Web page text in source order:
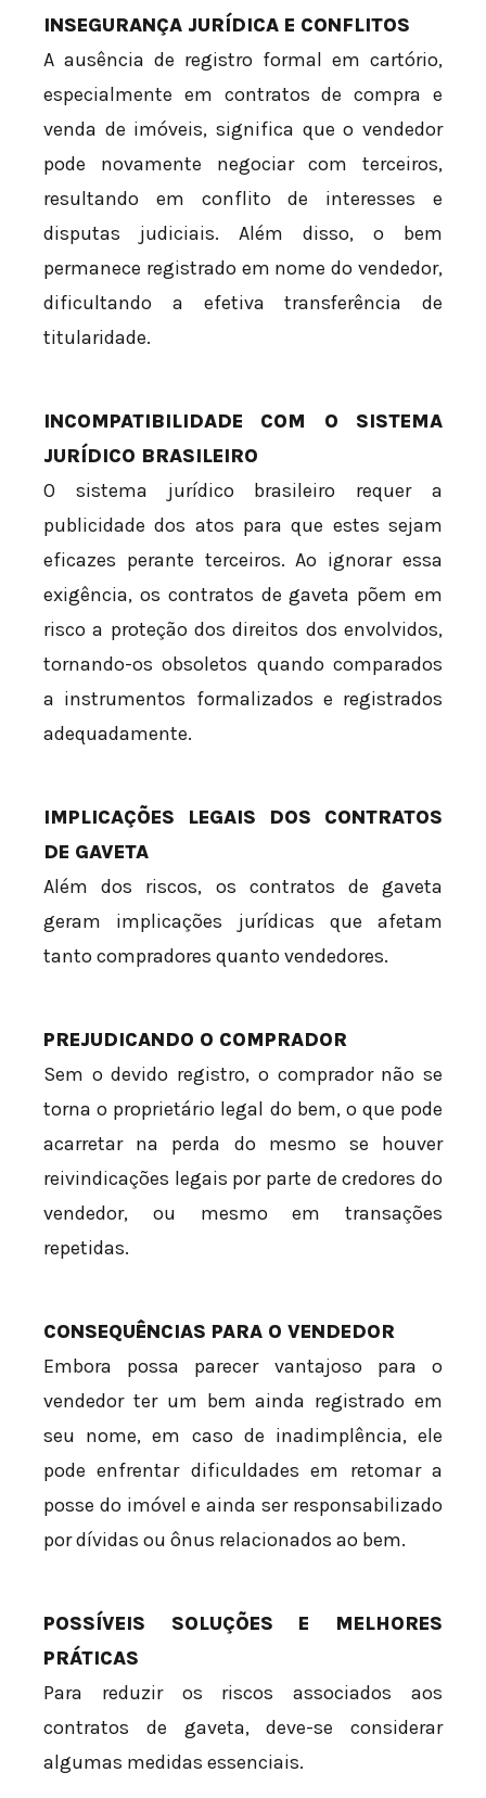
INSEGURANÇA JURÍDICA E CONFLITOS
A ausência de registro formal em cartório,
especialmente em contratos de compra e
venda de imóveis, significa que o vendedor
pode novamente negociar com terceiros,
resultando em conflito de interesses e
disputas judiciais. Além disso, o bem
permanece registrado em nome do vendedor,
dificultando a efetiva transferência de
titularidade.
INCOMPATIBILIDADE COM O SISTEMA
JURÍDICO BRASILEIRO
O sistema jurídico brasileiro requer a
publicidade dos atos para que estes sejam
eficazes perante terceiros. Ao ignorar essa
exigência, os contratos de gaveta põem em
risco a proteção dos direitos dos envolvidos,
tornando-os obsoletos quando comparados
a instrumentos formalizados e registrados
adequadamente.
IMPLICAÇÕES LEGAIS DOS CONTRATOS
DE GAVETA
Além dos riscos, os contratos de gaveta
geram implicações jurídicas que afetam
tanto compradores quanto vendedores.
PREJUDICANDO O COMPRADOR
Sem o devido registro, o comprador não se
torna o proprietário legal do bem, o que pode
acarretar na perda do mesmo se houver
reivindicações legais por parte de credores do
vendedor, ou mesmo em transações
repetidas.
CONSEQUÊNCIAS PARA O VENDEDOR
Embora possa parecer vantajoso para o
vendedor ter um bem ainda registrado em
seu nome, em caso de inadimplência, ele
pode enfrentar dificuldades em retomar a
posse do imóvel e ainda ser responsabilizado
por dívidas ou ônus relacionados ao bem.
POSSÍVEIS SOLUÇÕES E MELHORES
PRÁTICAS
Para reduzir os riscos associados aos
contratos de gaveta, deve-se considerar
algumas medidas essenciais.